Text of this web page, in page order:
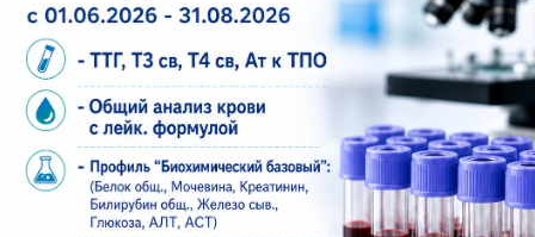
Медицинский центр А+
Набережные Челны, 20/09В
(бульвар Цветочный 7/37В)